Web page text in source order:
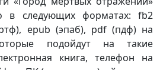
в следующих форматах: fb2
epub (эпаб), pdf (пдф) на
подойдут на такие
книга, телефон на